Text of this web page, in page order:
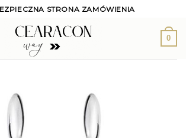
STRONA ZAMÓWIENIA
0